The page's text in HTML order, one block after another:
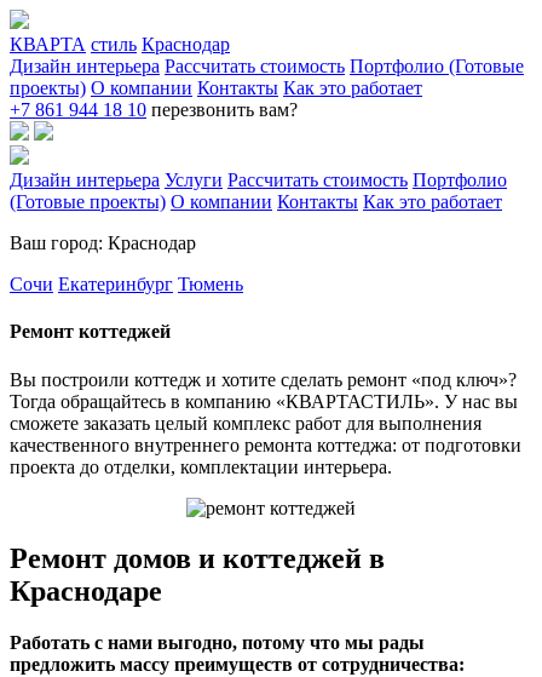
КВАРТА стиль Краснодар
Дизайн интерьера Рассчитать стоимость Портфолио (Готовые
проекты) О компании Контакты Как это работает
+7 861 944 18 10 перезвонить вам?
Дизайн интерьера Услуги Рассчитать стоимость Портфолио
(Готовые проекты) О компании Контакты Как это работает
Ваш город: Краснодар
Сочи Екатеринбург Тюмень
Ремонт коттеджей
Вы построили коттедж и хотите сделать ремонт «под ключ»?
Тогда обращайтесь в компанию «КВАРТАСТИЛЬ». У нас вы
сможете заказать целый комплекс работ для выполнения
качественного внутреннего ремонта коттеджа: от подготовки
проекта до отделки, комплектации интерьера.
Ремонт домов и коттеджей в
Краснодаре
Работать с нами выгодно, потому что мы рады
предложить массу преимуществ от сотрудничества: